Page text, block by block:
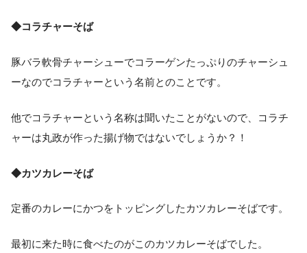
◆コラチャーそば
豚バラ軟骨チャーシューでコラーゲンたっぷりのチャーシュ
ーなのでコラチャーという名前とのことです。
他でコラチャーという名称は聞いたことがないので、コラチ
ャーは丸政が作った揚げ物ではないでしょうか？！
◆カツカレーそば
定番のカレーにかつをトッピングしたカツカレーそばです。
最初に来た時に食べたのがこのカツカレーそばでした。